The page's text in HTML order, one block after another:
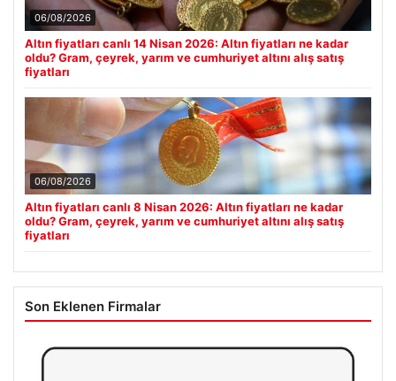
06/08/2026
Altın fiyatları canlı 14 Nisan 2026: Altın fiyatları ne kadar
oldu? Gram, çeyrek, yarım ve cumhuriyet altını alış satış
fiyatları
06/08/2026
Altın fiyatları canlı 8 Nisan 2026: Altın fiyatları ne kadar
oldu? Gram, çeyrek, yarım ve cumhuriyet altını alış satış
fiyatları
Son Eklenen Firmalar